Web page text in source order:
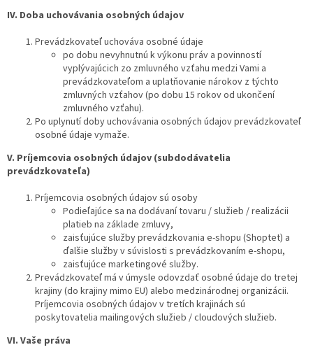
IV. Doba uchovávania osobných údajov
Prevádzkovateľ uchováva osobné údaje
po dobu nevyhnutnú k výkonu práv a povinností
vyplývajúcich zo zmluvného vzťahu medzi Vami a
prevádzkovateľom a uplatňovanie nárokov z týchto
zmluvných vzťahov (po dobu 15 rokov od ukončení
zmluvného vzťahu).
Po uplynutí doby uchovávania osobných údajov prevádzkovateľ
osobné údaje vymaže.
V. Príjemcovia osobných údajov (subdodávatelia
prevádzkovateľa)
Príjemcovia osobných údajov sú osoby
Podieľajúce sa na dodávaní tovaru / služieb / realizácii
platieb na základe zmluvy,
zaisťujúce služby prevádzkovania e-shopu (Shoptet) a
ďalšie služby v súvislosti s prevádzkovaním e-shopu,
zaisťujúce marketingové služby.
Prevádzkovateľ má v úmysle odovzdať osobné údaje do tretej
krajiny (do krajiny mimo EU) alebo medzinárodnej organizácii.
Príjemcovia osobných údajov v tretích krajinách sú
poskytovatelia mailingových služieb / cloudových služieb.
VI. Vaše práva